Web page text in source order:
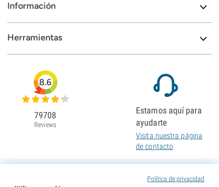
Información
Herramientas
Política de privacidad
8.6
79708
Reviews
Estamos aquí para
ayudarte
Visita nuestra página
de contacto